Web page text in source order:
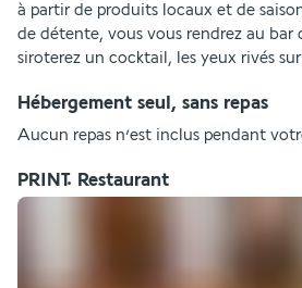
à partir de produits locaux et de
de détente, vous vous rendrez au
siroterez un cocktail, les yeux rivés
Hébergement seul, sans repas
Aucun repas n’est inclus pendant
PRINT. Restaurant